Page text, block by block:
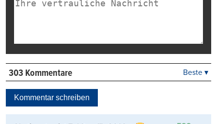
303 Kommentare
Kontrovers
Beste ▾
Kommentar schreiben